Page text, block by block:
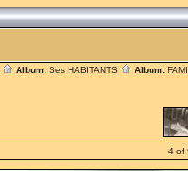
Album: Ses HABITANTS Album:
4 of